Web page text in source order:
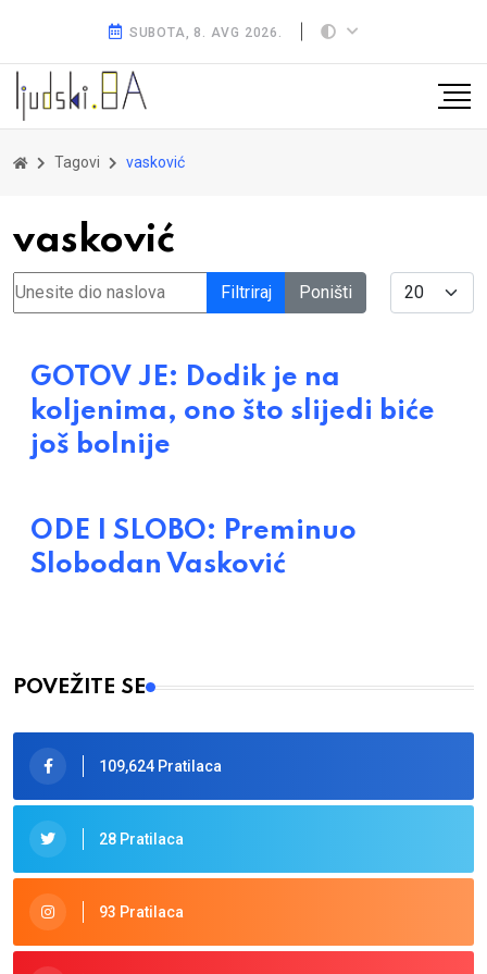
SUBOTA, 8. AVG 2026.
Tagovi vasković
vasković
Unesite dio naslova Filtriraj Poništi Display #
GOTOV JE: Dodik je na
koljenima, ono što slijedi biće
još bolnije
ODE I SLOBO: Preminuo
Slobodan Vasković
POVEŽITE SE
109,624 Pratilaca
28 Pratilaca
93 Pratilaca